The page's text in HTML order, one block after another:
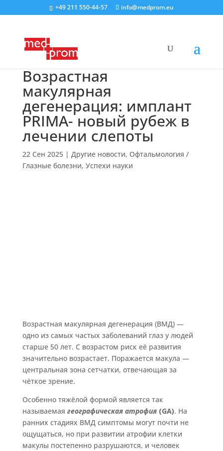
+49 211 550-44-57 info@medprom.eu
Возрастная
макулярная
дегенерация: имплант
PRIMA- новый рубеж в
лечении слепоты
22 Сен 2025| Другие новости, Офтальмология /
Глазные болезни, Успехи науки
Возрастная макулярная дегенерация (ВМД) —
одно из самых частых заболеваний глаз у людей
старше 50 лет. С возрастом риск её развития
значительно возрастает. Поражается макула —
центральная зона сетчатки, отвечающая за
чёткое зрение.
Особенно тяжёлой формой является так
называемая географическая атрофия (GA). На
ранних стадиях ВМД симптомы могут почти не
ощущаться, но при развитии атрофии клетки
макулы постепенно разрушаются, и человек